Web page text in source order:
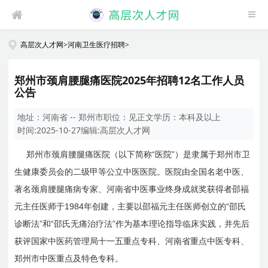
高层次人才网>河南卫生医疗招聘>
郑州市颈肩腰腿痛医院2025年招聘12名工作人员
公告
地址：河南省 -- 郑州市职位： 见正文学历：本科及以上
时间:2025-10-27编辑:高层次人才网
郑州市颈肩腰腿痛医院（以下简称“ 医院”）是隶属于郑州市卫
生健康委员会的二级甲等公立中医医院。医院由全国名老中医、
著名颈肩腰腿痛病专家、河南省中医事业终身成就奖获得者邵福
元主任医师于1984年创建，主要以邵福元主任医师创立的“邵氏
诊断法”和“邵氏无痛治疗法”作为基本理论指导临床实践，并先后
获评国家中医药管理局十一五重点专科、河南省重点中医专科、
郑州市中医重点及特色专科。